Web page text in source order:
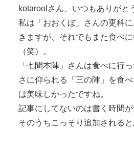
kotaroolさん、いつもありがと
私は「おおくぼ」さんの更科に
きますが、それでもまた食べ
（笑）。
「七間本陣」さんは食べに行
さに仰られる「三の陣」を食
は美味しかったですね。
記事にしてないのは書く時間が
そのうちこっそり追加されると